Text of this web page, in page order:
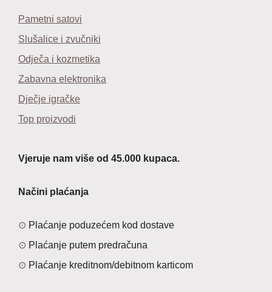
Pametni satovi
Slušalice i zvučniki
Odječa i kozmetika
Zabavna elektronika
Dječje igračke
Top proizvodi
Vjeruje nam više od 45.000 kupaca.
Načini plaćanja
Plaćanje poduzećem kod dostave
Plaćanje putem predračuna
Plaćanje kreditnom/debitnom karticom